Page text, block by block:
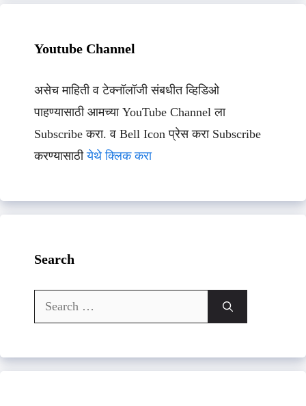
Youtube Channel
असेच माहिती व टेक्नॉलॉजी संबधीत व्हिडिओ
पाहण्यासाठी आमच्या YouTube Channel ला
Subscribe करा. व Bell Icon प्रेस करा Subscribe
करण्यासाठीयेथे क्लिक करा
Search
Search
for: